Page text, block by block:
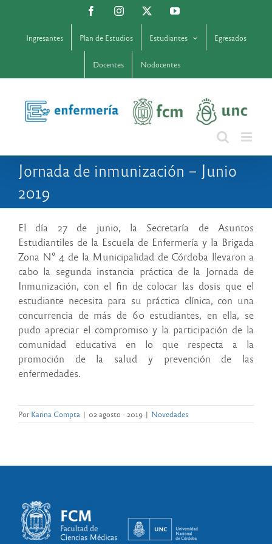
contenido
FacebookInstagram YouTube
Ingresantes Plan de Estudios Estudiantes Egresados
Docentes Nodocentes
Jornada de inmunización – Junio
2019
El día 27 de junio, la Secretaría de Asuntos
Estudiantiles de la Escuela de Enfermería y la Brigada
Zona N° 4 de la Municipalidad de Córdoba llevaron a
cabo la segunda instancia práctica de la Jornada de
Inmunización, con el fin de colocar las dosis que el
estudiante necesita para su práctica clínica, con una
concurrencia de más de 60 estudiantes, en ella, se
pudo apreciar el compromiso y la participación de la
comunidad educativa en lo que respecta a la
promoción de la salud y prevención de las
enfermedades.
PorKarina Compta | 02 agosto - 2019 | Novedades